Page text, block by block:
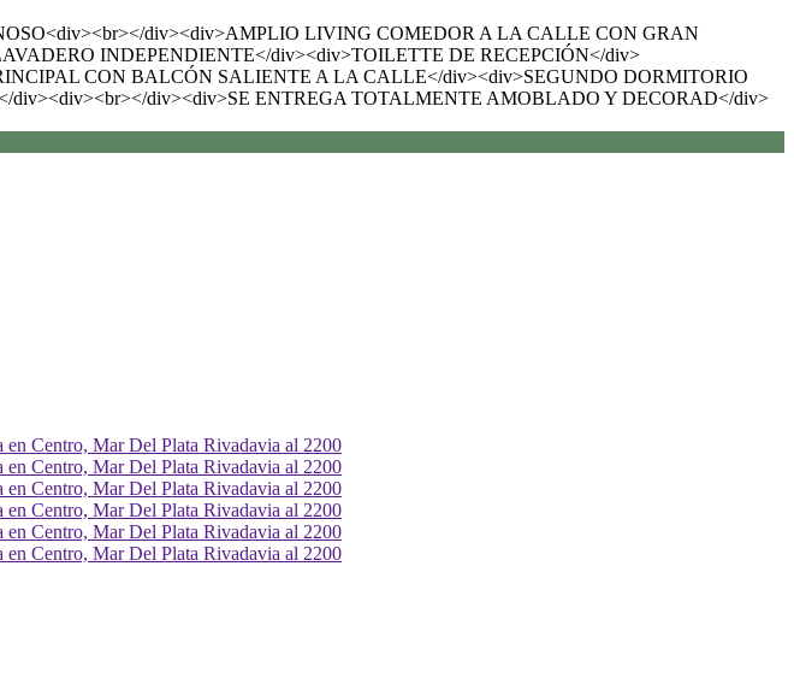
div><div>AMPLIO LIVING COMEDOR A LA CALLE CON GRAN
INDEPENDIENTE</div><div>TOILETTE DE RECEPCIÓN</div>
CON BALCÓN SALIENTE A LA CALLE</div><div>SEGUNDO DORMITORIO
div><div>SE ENTREGA TOTALMENTE AMOBLADO Y DECORAD</div>